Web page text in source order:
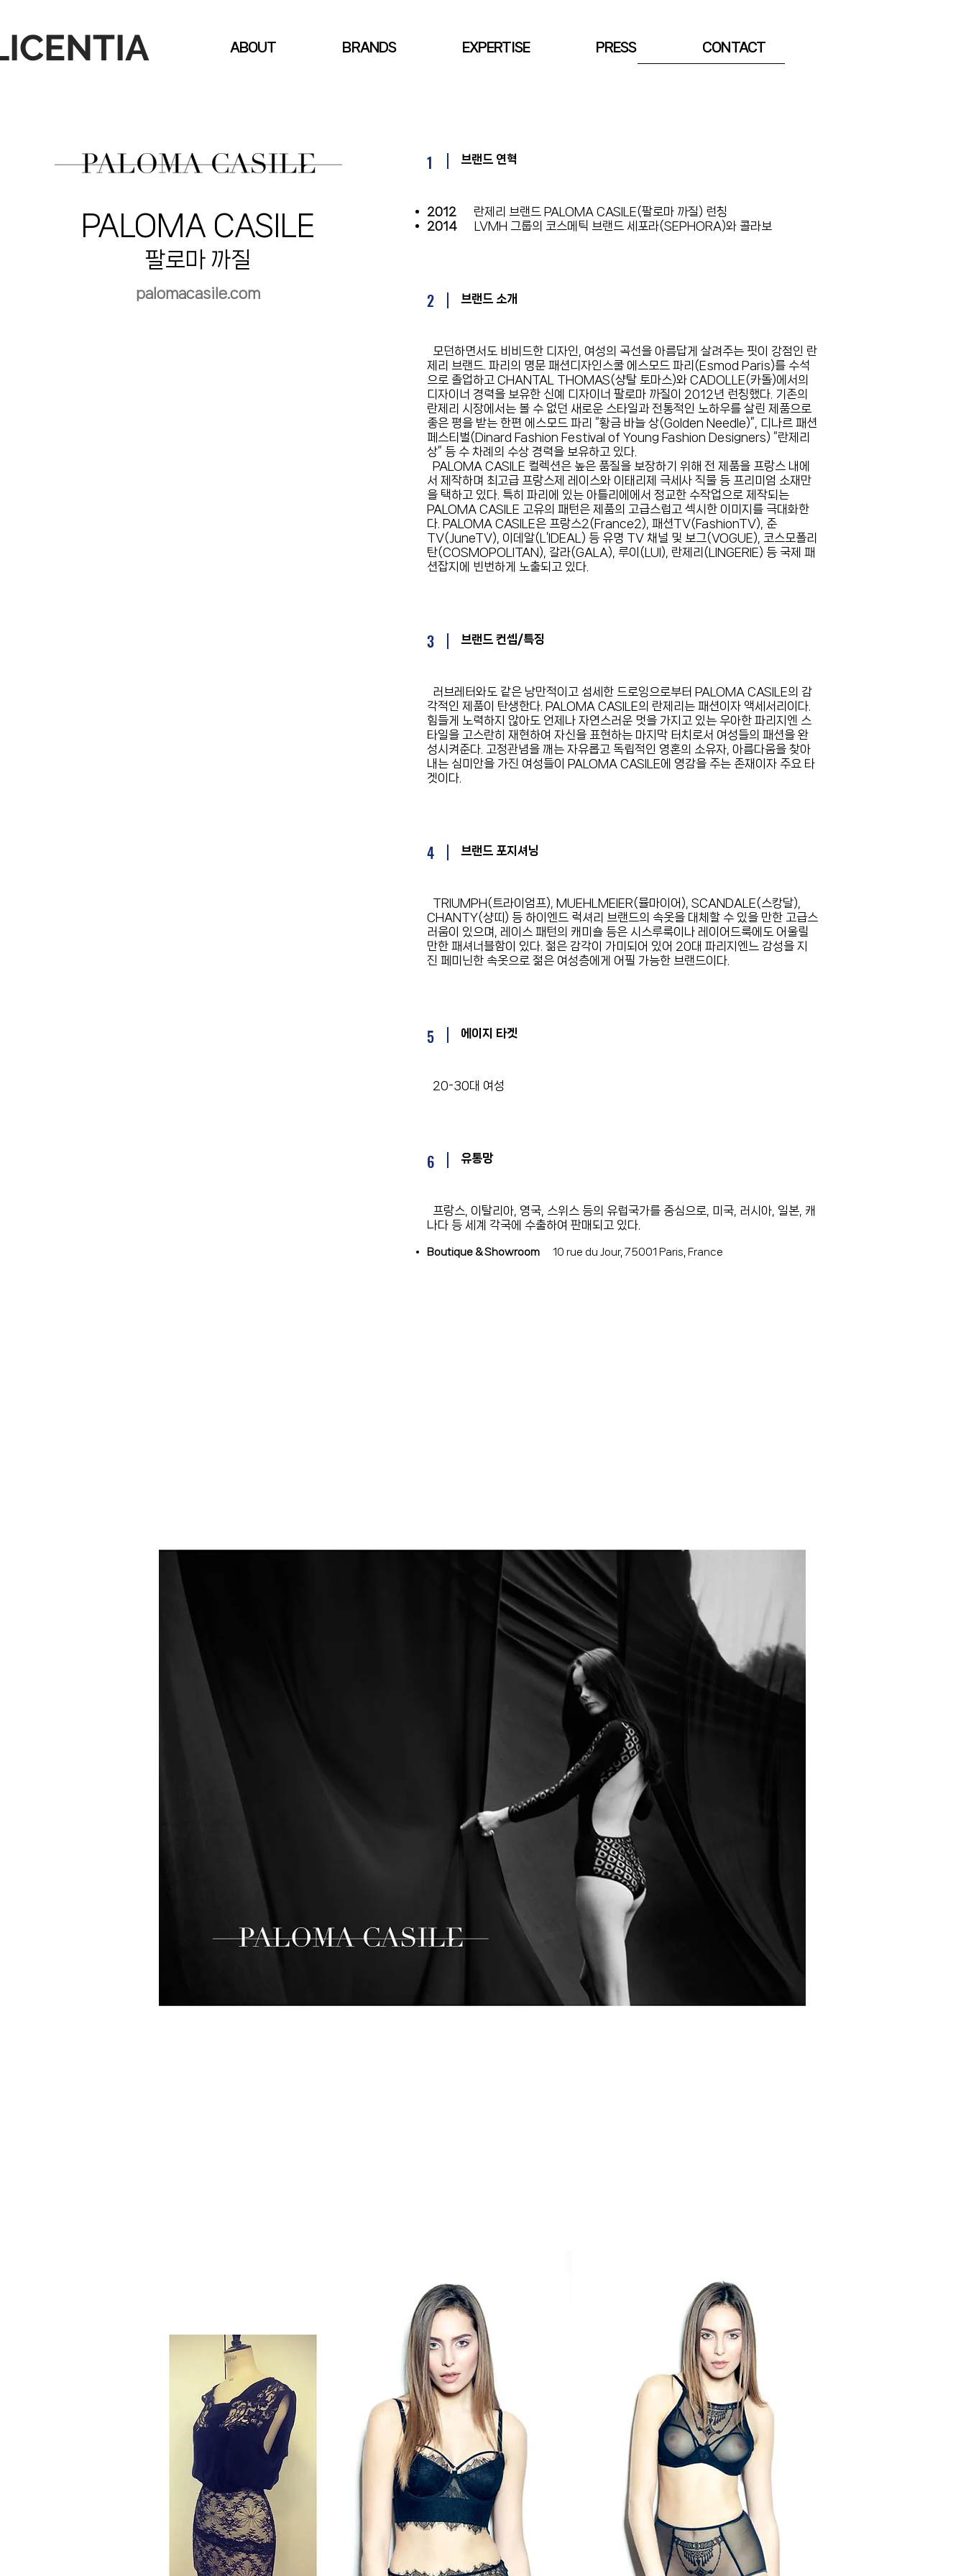
ABOUT BRANDS EXPERTISE PRESS CONTACT
PALOMA CASILE
팔로마 까질
palomacasile.com
1 브랜드 연혁
2012 란제리 브랜드 PALOMA CASILE(팔로마 까질) 런칭
2014LVMH 그룹의 코스메틱 브랜드 세포라(SEPHORA)와 콜라보
2 브랜드 소개
모던하면서도 비비드한 디자인, 여성의 곡선을 아름답게 살려주는 핏이 강점인 란
제리 브랜드. 파리의 명문 패션디자인스쿨 에스모드 파리(Esmod Paris)를 수석
으로 졸업하고 CHANTAL THOMAS(샹탈 토마스)와 CADOLLE(카돌)에서의
디자이너 경력을 보유한 신예 디자이너 팔로마 까질이 2012년 런칭했다. 기존의
란제리 시장에서는 볼 수 없던 새로운 스타일과 전통적인 노하우를 살린 제품으로
좋은 평을 받는 한편 에스모드 파리 “황금 바늘 상(Golden Needle)”, 디나르 패션
페스티벌(Dinard Fashion Festival of Young Fashion Designers) “란제리
상” 등 수 차례의 수상 경력을 보유하고 있다.
PALOMA CASILE 컬렉션은 높은 품질을 보장하기 위해 전 제품을 프랑스 내에
서 제작하며 최고급 프랑스제 레이스와 이태리제 극세사 직물 등 프리미엄 소재만
을 택하고 있다. 특히 파리에 있는 아틀리에에서 정교한 수작업으로 제작되는
PALOMA CASILE 고유의 패턴은 제품의 고급스럽고 섹시한 이미지를 극대화한
다. PALOMA CASILE은 프랑스2(France2), 패션TV(FashionTV), 준
TV(JuneTV), 이데알(L’IDEAL) 등 유명 TV 채널 및 보그(VOGUE), 코스모폴리
탄(COSMOPOLITAN), 갈라(GALA), 루이(LUI), 란제리(LINGERIE) 등 국제 패
션잡지에 빈번하게 노출되고 있다.
3 브랜드 컨셉/특징
러브레터와도 같은 낭만적이고 섬세한 드로잉으로부터 PALOMA CASILE의 감
각적인 제품이 탄생한다. PALOMA CASILE의 란제리는 패션이자 액세서리이다.
힘들게 노력하지 않아도 언제나 자연스러운 멋을 가지고 있는 우아한 파리지엔 스
타일을 고스란히 재현하여 자신을 표현하는 마지막 터치로서 여성들의 패션을 완
성시켜준다. 고정관념을 깨는 자유롭고 독립적인 영혼의 소유자, 아름다움을 찾아
내는 심미안을 가진 여성들이 PALOMA CASILE에 영감을 주는 존재이자 주요 타
겟이다.
4 브랜드 포지셔닝
TRIUMPH(트라이엄프), MUEHLMEIER(뮬마이어), SCANDALE(스캉달),
CHANTY(샹띠) 등 하이엔드 럭셔리 브랜드의 속옷을 대체할 수 있을 만한 고급스
러움이 있으며, 레이스 패턴의 캐미숄 등은 시스루룩이나 레이어드룩에도 어울릴
만한 패셔너블함이 있다. 젊은 감각이 가미되어 있어 20대 파리지엔느 감성을 지
진 페미닌한 속옷으로 젊은 여성층에게 어필 가능한 브랜드이다.
5 에이지 타겟
20-30대 여성
6 유통망
프랑스, 이탈리아, 영국, 스위스 등의 유럽국가를 중심으로, 미국, 러시아, 일본, 캐
나다 등 세계 각국에 수출하여 판매되고 있다.
Boutique & Showroom 10 rue du Jour, 75001 Paris, France